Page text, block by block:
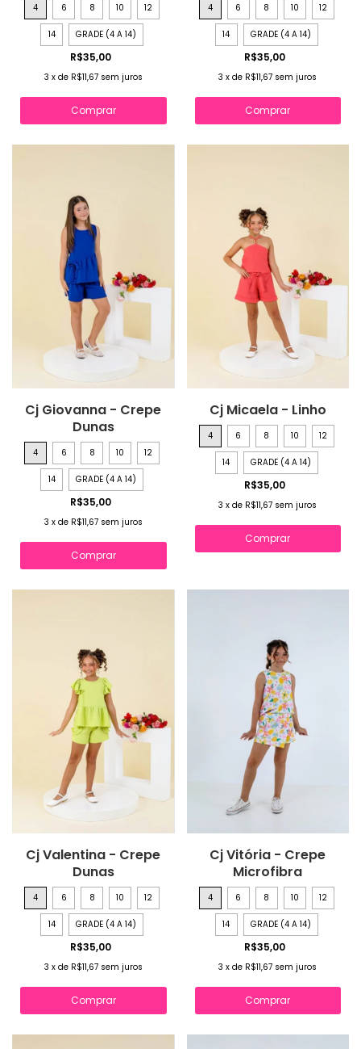
4 6 8 10 12
14 GRADE (4 A 14)
R$35,00
3 x de R$11,67 sem juros
Comprar
4 6 8 10 12
14 GRADE (4 A 14)
R$35,00
3 xde R$11,67 sem juros
Comprar
Cj Giovanna - Crepe
Dunas
4 6 8 10 12
14 GRADE (4 A 14)
R$35,00
3 x de R$11,67 sem juros
Comprar
Cj Micaela - Linho
4 6 8 10 12
14 GRADE (4 A 14)
R$35,00
3 xde R$11,67 sem juros
Comprar
Cj Valentina - Crepe
Dunas
4 6 8 10 12
14 GRADE (4 A 14)
R$35,00
3 x de R$11,67 sem juros
Comprar
Cj Vitória - Crepe
Microfibra
4 6 8 10 12
14 GRADE (4 A 14)
R$35,00
3 xde R$11,67 sem juros
Comprar